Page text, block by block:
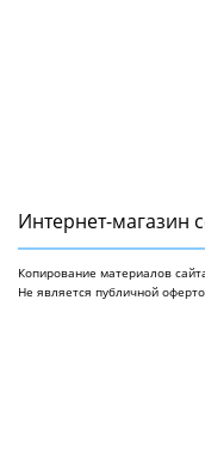
Интернет-магазин
Копирование материалов
Не является публичной